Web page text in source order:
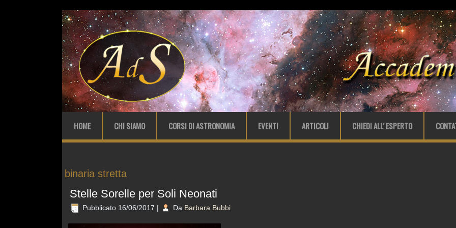
HOME CHI SIAMO CORSI DI ASTRONOMIA EVENTI ARTICOLI CHIEDI ALL’ ESPERTO
binaria stretta
Stelle Sorelle per Soli Neonati
Pubblicato 16/06/2017 | Da Barbara Bubbi